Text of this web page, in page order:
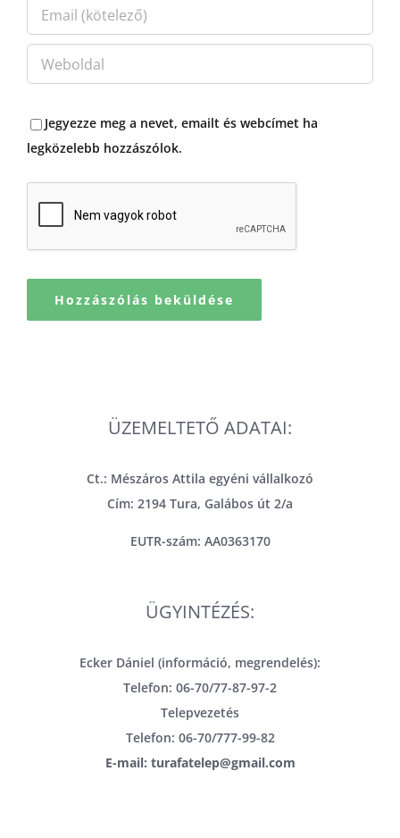
Jegyezze meg a nevet, emailt és webcímet ha
legközelebb hozzászólok.
ÜZEMELTETŐ ADATAI:
Ct.: Mészáros Attila egyéni vállalkozó
Cím: 2194 Tura, Galábos út 2/a
EUTR-szám: AA0363170
ÜGYINTÉZÉS:
Ecker Dániel (információ, megrendelés):
Telefon: 06-70/77-87-97-2
Telepvezetés
Telefon: 06-70/777-99-82
E-mail: turafatelep@gmail.com